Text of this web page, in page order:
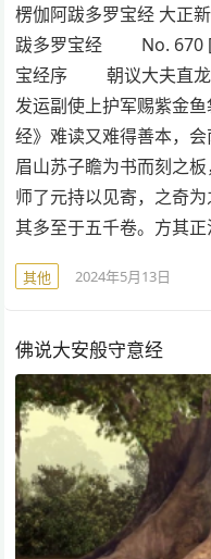
楞伽阿跋多罗宝经 大正
跋多罗宝经 No. 670
宝经序 朝议大夫直龙
发运副使上护军赐紫
经》难读又难得善本，
眉山苏子瞻为书而刻之
师了元持以见寄，之奇
其多至于五千卷。方其
其他 2024年5月13日
佛说大安般守意经